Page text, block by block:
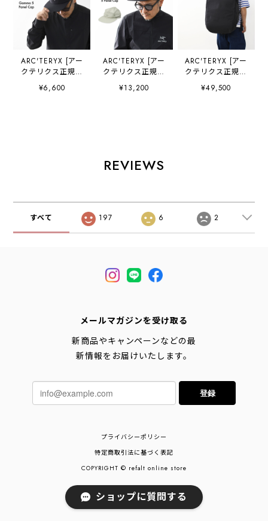
ARC'TERYX [アー
クテリクス正規代
理店] Gamma 5
Panel Cap
¥6,600
ARC'TERYX [アー
クテリクス正規代
理店] Aerios 5
Panel Cap
ング・軽量・
MEN'S/LADY'S
¥13,200
ARC'TERYX [アー
クテリクス正規代
理店] Carrier 75
Duffle
¥49,500
REVIEWS
すべて 197 6 2
メールマガジンを受け取る
新商品やキャンペーンなどの最
新情報をお届けいたします。
登録
プライバシーポリシー
特定商取引法に基づく表記
COPYRIGHT © refalt online store
ショップに質問する